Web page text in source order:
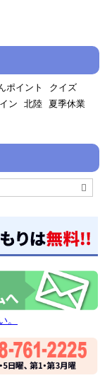
ポイント
クイズ
ン 北陸 夏季休業